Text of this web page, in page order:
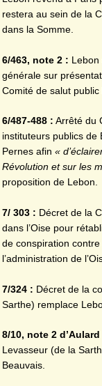
restera au sein de la
dans la Somme.
6/463, note 2 : Lebon
générale sur
Comité de salut public
6/487-488 : Arrêté du
instituteurs publics de
Pernes afin «
Révolution et sur les
proposition de Lebon.
7/ 303 : Décret de la
dans l’Oise pour
de conspiration
l’administration de
7/324 : Décret de la
Sarthe) remplace
8/10, note 2 d’Aulard
Levasseur (de la
Beauvais.